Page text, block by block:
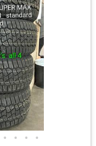
• • • •